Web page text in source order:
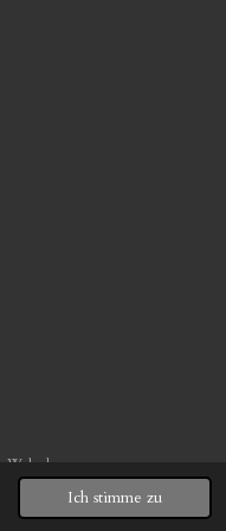
Ich stimme zu
Webador